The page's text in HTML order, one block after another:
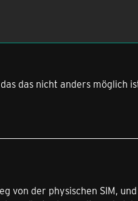
das nicht anders möglich
von der physischen SIM,